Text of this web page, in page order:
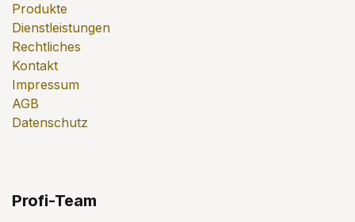
Produkte
Dienstleistungen
Rechtliches
Kontakt
Impressum
AGB
Datenschutz
Profi-Team